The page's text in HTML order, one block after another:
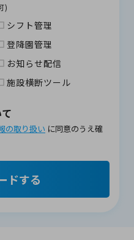
)
シフト管理
登降園管理
お知らせ配信
施設横断ツール
の取り扱い に同意のうえ確
ドする